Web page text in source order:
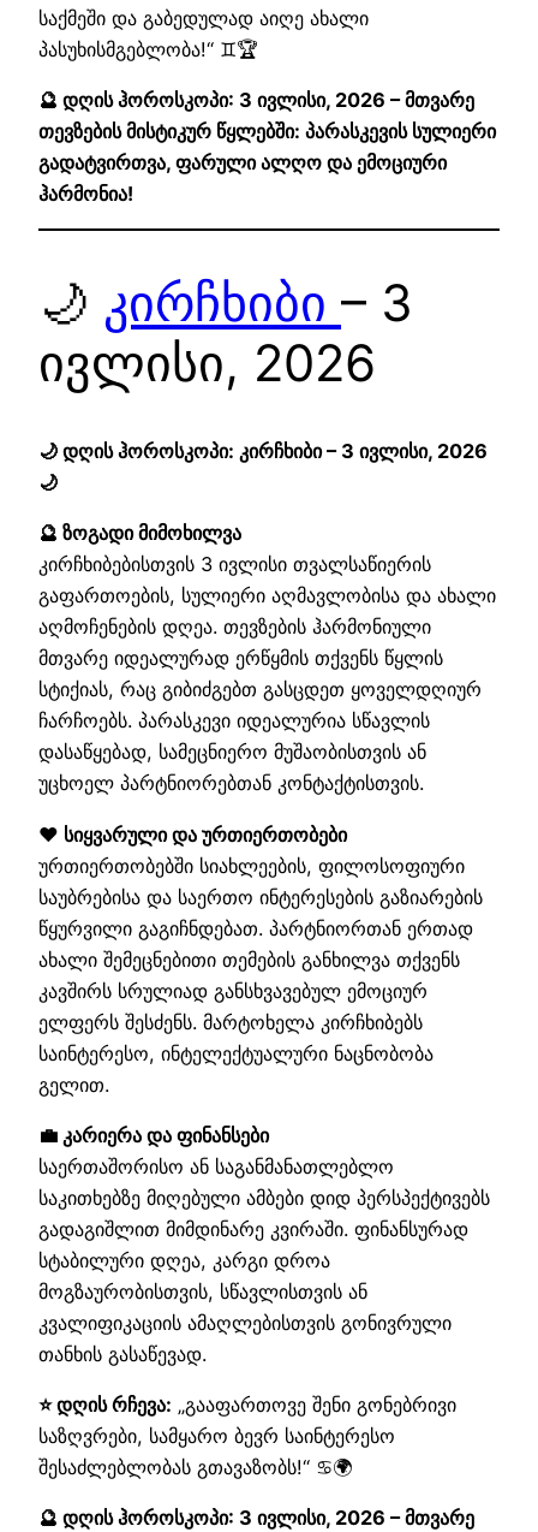
საქმეში და გაბედულად აიღე ახალი
პასუხისმგებლობა!“ ♊🏆
🔮 დღის ჰოროსკოპი: 3 ივლისი, 2026 – მთვარე
თევზების მისტიკურ წყლებში: პარასკევის სულიერი
გადატვირთვა, ფარული ალღო და ემოციური
ჰარმონია!
🌙 კირჩხიბი – 3
ივლისი, 2026
🌙 დღის ჰოროსკოპი: კირჩხიბი – 3 ივლისი, 2026
🌙
🔮 ზოგადი მიმოხილვა
კირჩხიბებისთვის 3 ივლისი თვალსაწიერის
გაფართოების, სულიერი აღმავლობისა და ახალი
აღმოჩენების დღეა. თევზების ჰარმონიული
მთვარე იდეალურად ერწყმის თქვენს წყლის
სტიქიას, რაც გიბიძგებთ გასცდეთ ყოველდღიურ
ჩარჩოებს. პარასკევი იდეალურია სწავლის
დასაწყებად, სამეცნიერო მუშაობისთვის ან
უცხოელ პარტნიორებთან კონტაქტისთვის.
❤️ სიყვარული და ურთიერთობები
ურთიერთობებში სიახლეების, ფილოსოფიური
საუბრებისა და საერთო ინტერესების გაზიარების
წყურვილი გაგიჩნდებათ. პარტნიორთან ერთად
ახალი შემეცნებითი თემების განხილვა თქვენს
კავშირს სრულიად განსხვავებულ ემოციურ
ელფერს შესძენს. მარტოხელა კირჩხიბებს
საინტერესო, ინტელექტუალური ნაცნობობა
გელით.
💼 კარიერა და ფინანსები
საერთაშორისო ან საგანმანათლებლო
საკითხებზე მიღებული ამბები დიდ პერსპექტივებს
გადაგიშლით მიმდინარე კვირაში. ფინანსურად
სტაბილური დღეა, კარგი დროა
მოგზაურობისთვის, სწავლისთვის ან
კვალიფიკაციის ამაღლებისთვის გონივრული
თანხის გასაწევად.
⭐ დღის რჩევა: „გააფართოვე შენი გონებრივი
საზღვრები, სამყარო ბევრ საინტერესო
შესაძლებლობას გთავაზობს!“ ♋🌍
🔮 დღის ჰოროსკოპი: 3 ივლისი, 2026 – მთვარე